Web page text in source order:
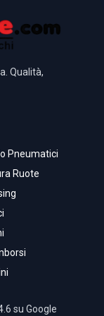
Qualità,
Pneumatici
Ruote
su Google